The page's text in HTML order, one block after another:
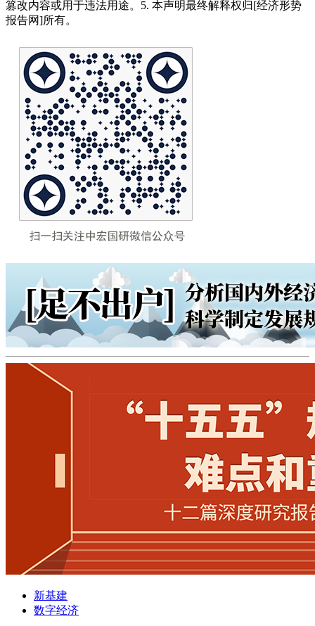
篡改内容或用于违法用途。5. 本声明最终解释权归[经济形势
报告网]所有。
新基建
数字经济